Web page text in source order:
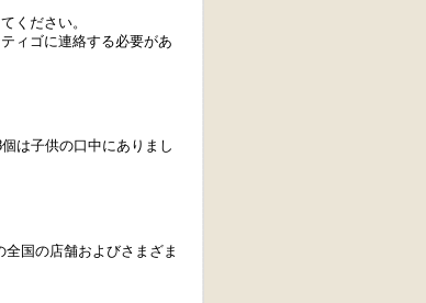
ください。
ィゴに連絡する必要があ
は子供の口中にありまし
国の店舗およびさまざま